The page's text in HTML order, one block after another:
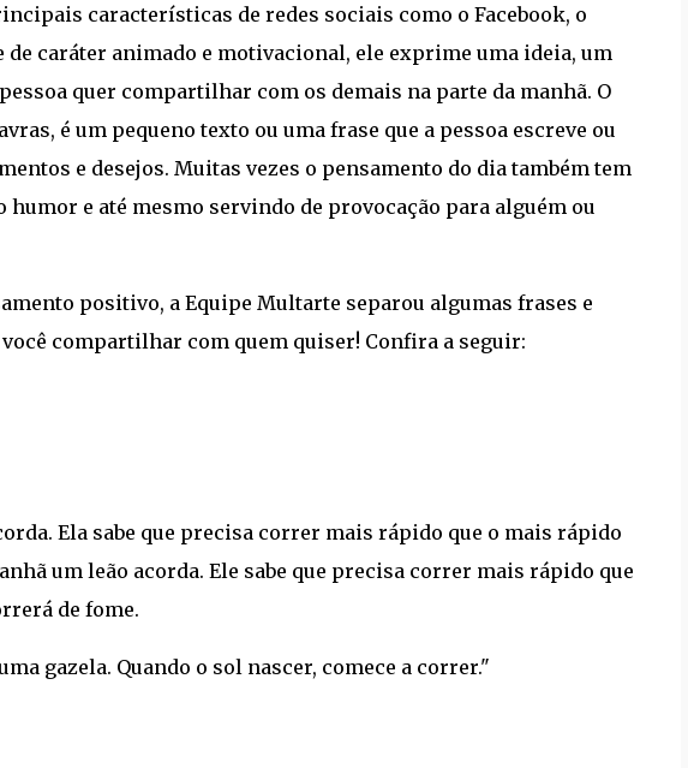
características de redes sociais como o Facebook, o
caráter animado e motivacional, ele exprime uma ideia, um
quer compartilhar com os demais na parte da manhã. O
é um pequeno texto ou uma frase que a pessoa escreve ou
e desejos. Muitas vezes o pensamento do dia também tem
e até mesmo servindo de provocação para alguém ou
positivo, a Equipe Multarte separou algumas frases e
compartilhar com quem quiser! Confira a seguir:
Ela sabe que precisa correr mais rápido que o mais rápido
um leão acorda. Ele sabe que precisa correr mais rápido que
de fome.
gazela. Quando o sol nascer, comece a correr."